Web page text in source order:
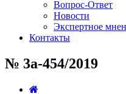
Вопрос-Ответ
Новости
Экспертное
Контакты
№ 3а-454/2019